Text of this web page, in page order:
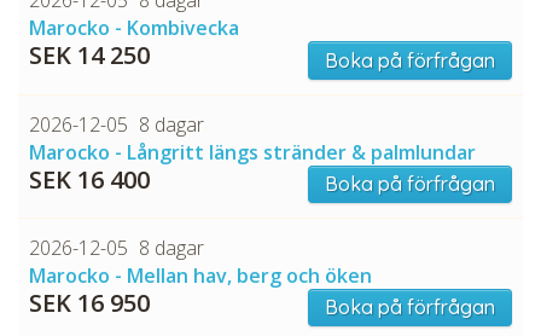
Marocko - Kombivecka
SEK 14 250 Boka på förfrågan
2026-12-05 8 dagar
Marocko - Långritt längs stränder & palmlundar
SEK 16 400 Boka på förfrågan
2026-12-05 8 dagar
Marocko - Mellan hav, berg och öken
SEK 16 950 Boka på förfrågan